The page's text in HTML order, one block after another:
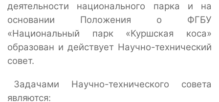
деятельности национального парка и на
основании Положения о ФГБУ
«Национальный парк «Куршская коса»
образован и действует Научно-технический
совет.
Задачами Научно-технического совета
являются: